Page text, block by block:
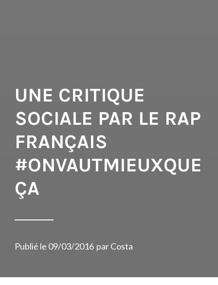
UNE CRITIQUE
SOCIALE PAR LE RAP
FRANÇAIS
#ONVAUTMIEUXQUE
ÇA
Publié le 09/03/2016 parCosta